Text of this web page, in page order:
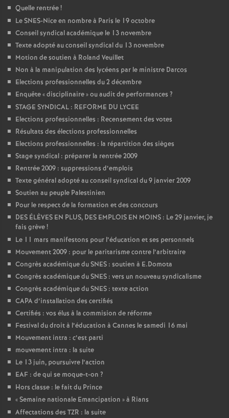
Quelle rentrée!
Le SNES-Nice en nombre à Paris le 19 octobre
Conseil syndical académique le 13 novembre
Texte adopté au conseil syndical du 13 novembre
Motion de soutien à Roland Veuillet
Non à la manipulation des lycéens par le ministre Darcos
Elections professionnelles du 2 décembre
Enquête «disciplinaire» ou audit de performances ?
STAGE SYNDICAL : REFORME DU LYCEE
Elections professionnelles : Recensement des votes
Résultats des élections professionnelles
Elections professionnelles : la répartition des sièges
Stage syndical : préparer la rentrée 2009
Rentrée 2009 : suppressions d’emplois
Texte général adopté au conseil syndical du 9 janvier 2009
Soutien au peuple Palestinien
Pour le respect de la formation et des concours
DES ÉLÈVES EN PLUS, DES EMPLOIS EN MOINS : Le 29 janvier, je
fais grève!
Le 11 mars manifestons pour l’éducation et ses personnels
Mouvement 2009 : pour le paritarisme contre l’arbitraire
Congrès académique du SNES : soutien à E.Domota
Congrès académique du SNES : vers un nouveau syndicalisme
Congrès académique du SNES : texte action
CAPA d’installation des certifiés
Certifiés : vos élus à la commision de réforme
Festival du droit à l’éducation à Cannes le samedi 16 mai
Mouvement intra : c’est parti
mouvement intra : la suite
Le 13 juin, poursuivre l’action
EAF : de qui se moque-t-on ?
Hors classe : le fait du Prince
«Semaine nationale Emancipation » à Rians
Affectations des TZR : la suite